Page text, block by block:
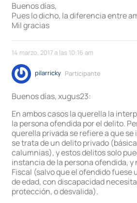
Buenos días,
Pues lo dicho, la diferencia entre
Mil gracias
14 marzo, 2017 a las 10:16 am
pilarricky Participante
Buenos días, xugus23:
En ambos casos la querella la
la persona ofendida por el delito.
querella privada se refiere a que
se trata de un delito privado
calumnias), y estos delitos solo
instancia de la persona ofendida, y
Fiscal (salvo que el ofendido fuese
de edad, con discapacidad
protección, o desvalida).